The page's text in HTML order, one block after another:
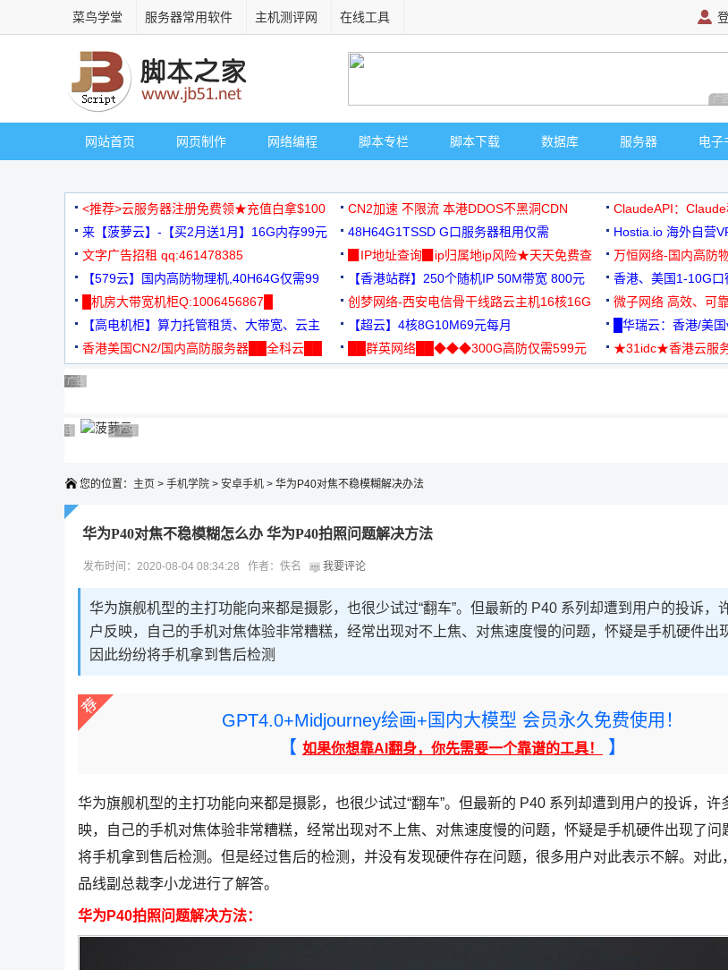
菜鸟学堂 服务器常用软件 主机测评网 在线工具
广
网站首页 网页制作 网络编程 脚本专栏 脚本下载 数据库 服务器 电子
<推荐>云服务器注册免费领★充值白拿$100 CN2加速 不限流 本港DDOS不黑洞CDN ClaudeAPI：
来【菠萝云】-【买2月送1月】16G内存99元
48H64G1TSSD G口服务器租用仅需
3000+可免费测试
Hostia.io 海外自营
文字广告招租 qq:461478385
▉IP地址查询▉ip归属地ip风险★天天免费查
万恒网络-国内高防
99元/月起
【579云】国内高防物理机,40H64G仅需99
元
【香港站群】250个随机IP 50M带宽 800元 香港、美国1-10G
█机房大带宽机柜Q:1006456867█
创梦网络-西安电信骨干线路云主机16核16G
88元/月
微子网络 高效、可
【高电机柜】算力托管租赁、大带宽、云主
机
【超云】4核8G10M69元每月 █华瑞云：香港/美
香港美国CN2/国内高防服务器██全科云██
██群英网络██◆◆◆300G高防仅需599元
★31idc★香港云服
广告 商业广告，理性选择
广告 商业广告，理性选择
广告 商业广告，理性选择
广告 商业广告，理性选择
广告 商业广告，理性选择
广告 商业广告，理性选择
广告 商业广告，理性选择
广告 商业广告，理性选择广告 商业广告，理性选择
广告 商业广告，理性选择
您的位置： 主页 > 手机学院 > 安卓手机 > 华为P40对焦不稳模糊解决办法
华为P40对焦不稳模糊怎么办 华为P40拍照问题解决方法
发布时间：2020-08-04 08:34:28 作者：佚名 我要评论
华为旗舰机型的主打功能向来都是摄影，也很少试过“翻车”。但最新的 P40 系列却遭到用户的投诉，
户反映，自己的手机对焦体验非常糟糕，经常出现对不上焦、对焦速度慢的问题，怀疑是手机硬件出
因此纷纷将手机拿到售后检测
GPT4.0+Midjourney绘画+国内大模型 会员永久免费使用！
【 如果你想靠AI翻身，你先需要一个靠谱的工具！ 】
华为旗舰机型的主打功能向来都是摄影，也很少试过“翻车”。但最新的 P40 系列却遭到用户的投诉，许
映，自己的手机对焦体验非常糟糕，经常出现对不上焦、对焦速度慢的问题，怀疑是手机硬件出现了问
将手机拿到售后检测。但是经过售后的检测，并没有发现硬件存在问题，很多用户对此表示不解。对此
品线副总裁李小龙进行了解答。
华为P40拍照问题解决方法：